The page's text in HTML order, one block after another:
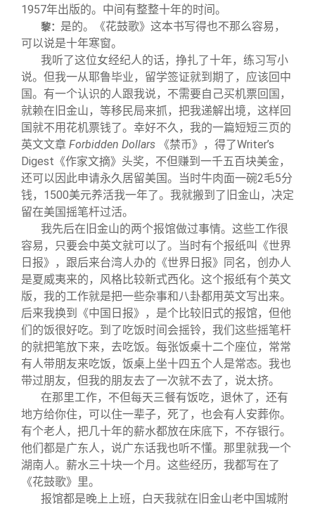
1957年出版的。中间有整整十年的时间。
黎： 是的。《花鼓歌》这本书写得也不那么容易，
可以说是十年寒窗。
我听了这位女经纪人的话，挣扎了十年，练习写小
说。但我一从耶鲁毕业，留学签证就到期了，应该回中
国。有一个认识的人跟我说，不需要自己买机票回国，
就赖在旧金山，等移民局来抓，把我递解出境，这样回
国就不用花机票钱了。幸好不久，我的一篇短短三页的
英文文章 Forbidden Dollars 《禁币》，得了Writer’s
Digest《作家文摘》头奖，不但赚到一千五百块美金，
还可以因此申请永久居留美国。当时牛肉面一碗2毛5分
钱，1500美元养活我一年了。我就搬到了旧金山，决定
留在美国摇笔杆过活。
我先后在旧金山的两个报馆做过事情。这些工作很
容易，只要会中英文就可以了。当时有个报纸叫《世界
日报》，跟后来台湾人办的《世界日报》同名，创办人
是夏威夷来的，风格比较新式西化。这个报纸有个英文
版，我的工作就是把一些杂事和八卦都用英文写出来。
后来我换到《中国日报》，是个比较旧式的报馆，但他
们的饭很好吃。到了吃饭时间会摇铃，我们这些摇笔杆
的就把笔放下来，去吃饭。每张饭桌十二个座位，常常
有人带朋友来吃饭，饭桌上坐十四五个人是常态。我也
带过朋友，但我的朋友去了一次就不去了，说太挤。
在那里工作，不但每天三餐有饭吃，退休了，还有
地方给你住，可以住一辈子，死了，也会有人安葬你。
有个老人，把几十年的薪水都放在床底下，不存银行。
他们都是广东人，说广东话我也听不懂。那里就我一个
湖南人。薪水三十块一个月。这些经历，我都写在了
《花鼓歌》里。
报馆都是晚上上班，白天我就在旧金山老中国城附